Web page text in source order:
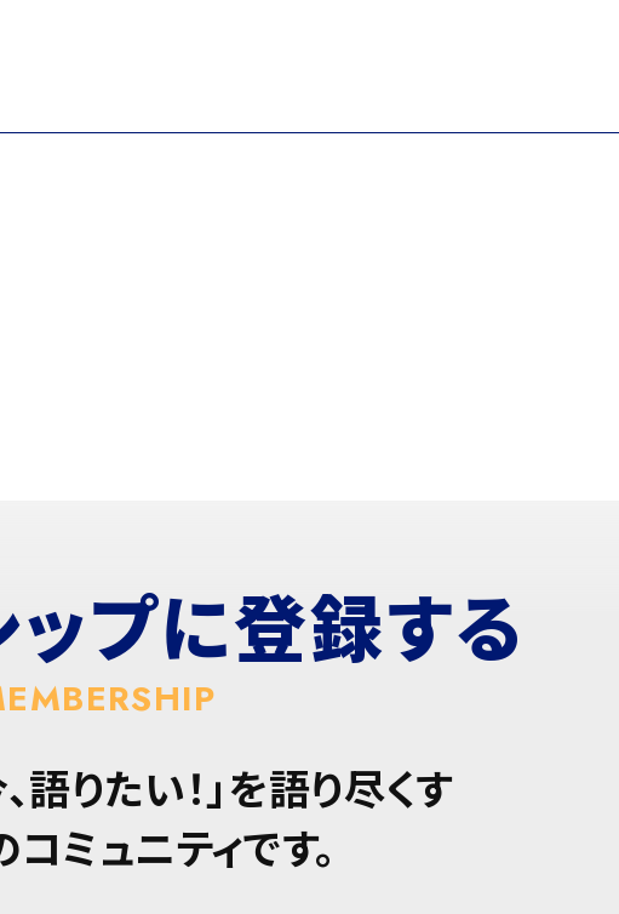
プに登録する
語りたい！」を語り尽くす
コミュニティです。